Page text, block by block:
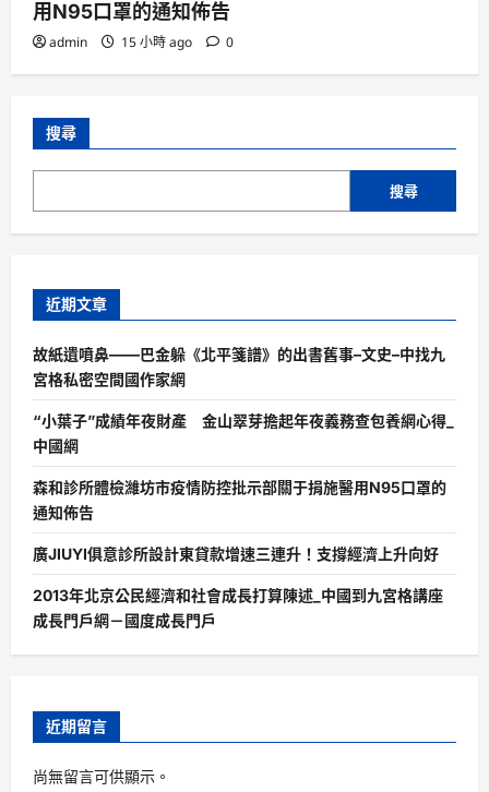
用N95口罩的通知佈告
admin 15 小時 ago 0
搜尋
搜尋
近期文章
故紙遺噴鼻——巴金躲《北平箋譜》的出書舊事–文史–中找九
宮格私密空間國作家網
“小葉子”成績年夜財產 金山翠芽擔起年夜義務查包養網心得_
中國網
森和診所體檢濰坊市疫情防控批示部關于捐施醫用N95口罩的
通知佈告
廣JIUYI俱意診所設計東貸款增速三連升！支撐經濟上升向好
2013年北京公民經濟和社會成長打算陳述_中國到九宮格講座
成長門戶網－國度成長門戶
近期留言
尚無留言可供顯示。